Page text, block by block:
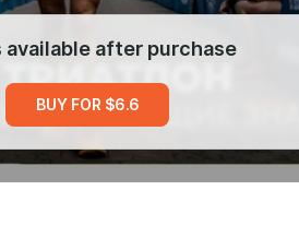
available after purchase
BUY FOR $6.6